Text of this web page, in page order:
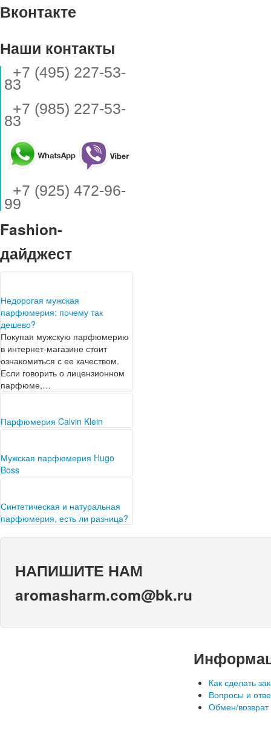
Вконтакте
Наши контакты
+7 (495) 227-53-
83
+7 (985) 227-53-
83
+7 (925) 472-96-
99
Fashion-
дайджест
Недорогая мужская
парфюмерия: почему так
дешево?
Покупая мужскую парфюмерию
в интернет-магазине стоит
ознакомиться с ее качеством.
Если говорить о лицензионном
парфюме,…
Парфюмерия Calvin Klein
Сенсация, скандал, модный
громкого имени Calvin Klein.
Основанная в 1968…
Мужская парфюмерия Hugo
Boss
Бренд Хуго Босс был создан в
день известен не только…
Синтетическая и натуральная
парфюмерия, есть ли разница?
продукции и стараются
популяризировать её.…
НАПИШИТЕ НАМ
aromasharm.com@bk.ru
Как сделать
Вопросы и
Обмен/возврат